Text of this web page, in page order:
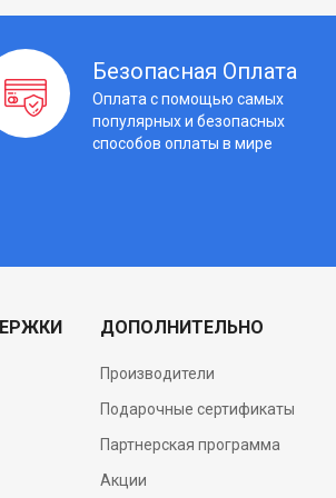
Безопасная Оплата
Оплата с помощью самых
популярных и безопасных
способов оплаты в мире
ДОПОЛНИТЕЛЬНО
Производители
Подарочные сертификаты
Партнерская программа
Акции